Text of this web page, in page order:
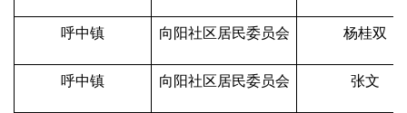
呼中镇 向阳社区居民委员会 杨桂双
呼中镇 向阳社区居民委员会 张文